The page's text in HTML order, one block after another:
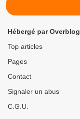
Hébergé par Overblog
Top articles
Pages
Contact
Signaler un abus
C.G.U.